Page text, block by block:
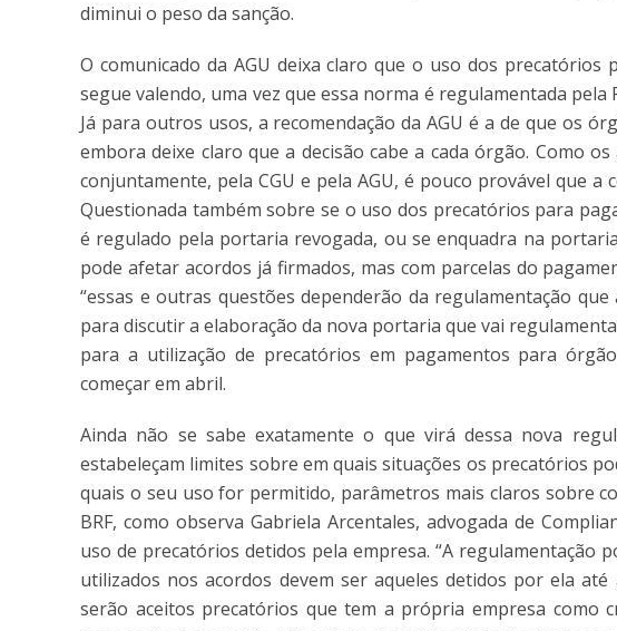
diminui o peso da sanção.
O comunicado da AGU deixa claro que o uso dos
segue valendo, uma vez que essa norma é regulamentada pela
Já para outros usos, a recomendação da AGU é a de que os
embora deixe claro que a decisão cabe a cada órgão. Como
conjuntamente, pela CGU e pela AGU, é pouco provável que
Questionada também sobre se o uso dos precatórios para
é regulado pela portaria revogada, ou se enquadra na
pode afetar acordos já firmados, mas com parcelas do
“essas e outras questões dependerão da regulamentação
para discutir a elaboração da nova portaria que vai
para a utilização de precatórios em pagamentos para
começar em abril.
Ainda não se sabe exatamente o que virá dessa nova
estabeleçam limites sobre em quais situações os precatórios
quais o seu uso for permitido, parâmetros mais claros sobre
BRF, como observa Gabriela Arcentales, advogada de
uso de precatórios detidos pela empresa. “A regulamentação
utilizados nos acordos devem ser aqueles detidos por ela
serão aceitos precatórios que tem a própria empresa como